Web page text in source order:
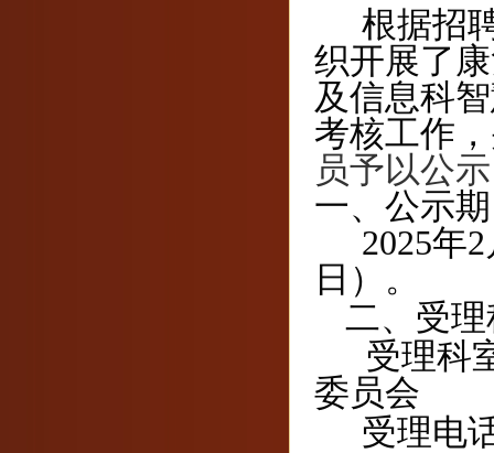
根据招
织开展了
及信息科
考核工作
员予以公示
一、公示期
2025年2
日）。
二、受
受理科
委员会
受理电